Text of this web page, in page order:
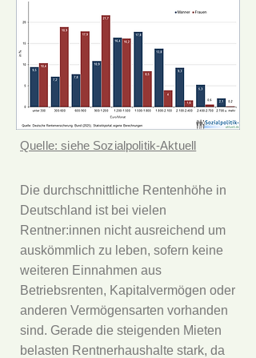
Quelle: siehe Sozialpolitik-Aktuell
Die durchschnittliche Rentenhöhe in
Deutschland ist bei vielen
Rentner:innen nicht ausreichend um
auskömmlich zu leben, sofern keine
weiteren Einnahmen aus
Betriebsrenten, Kapitalvermögen oder
anderen Vermögensarten vorhanden
sind. Gerade die steigenden Mieten
belasten Rentnerhaushalte stark, da